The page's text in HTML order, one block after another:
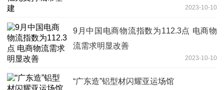
2023-10-10
9月中国电商物流指数为112.3点 电商物
流需求明显改善
2023-10-10
“广东造”铝型材闪耀亚运场馆